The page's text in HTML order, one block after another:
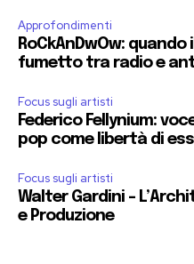
Approfondimenti
RoCkAnDwOw:
fumetto tra radio e
Focus sugli artisti
Federico Fellynium:
pop come libertà di
Focus sugli artisti
Walter Gardini –
e Produzione